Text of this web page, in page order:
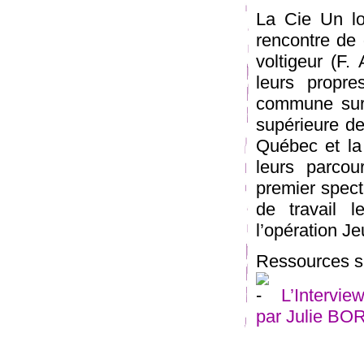
La Cie Un
rencontre
voltigeur (F.
leurs
commune
supérieure
Québec et
leurs
premier
de travail
l’opération
Ressources
par Julie